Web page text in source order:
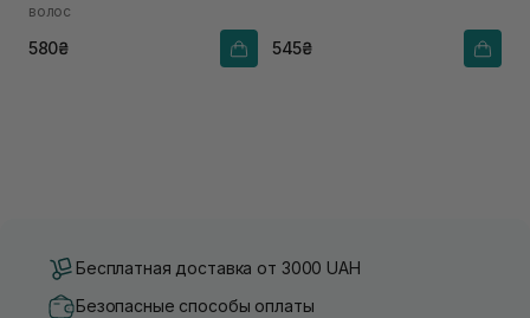
волос
580₴ 545₴
Бесплатная доставка от 3000 UAH
Безопасные способы оплаты